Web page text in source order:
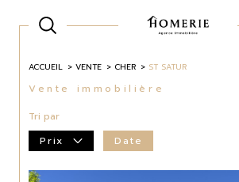
ACCUEIL VENTE CHER ST SATUR
Vente immobilière
Tri par
Prix
Date